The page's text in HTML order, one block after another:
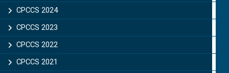
CPCCS 2024
CPCCS 2023
CPCCS 2022
CPCCS 2021